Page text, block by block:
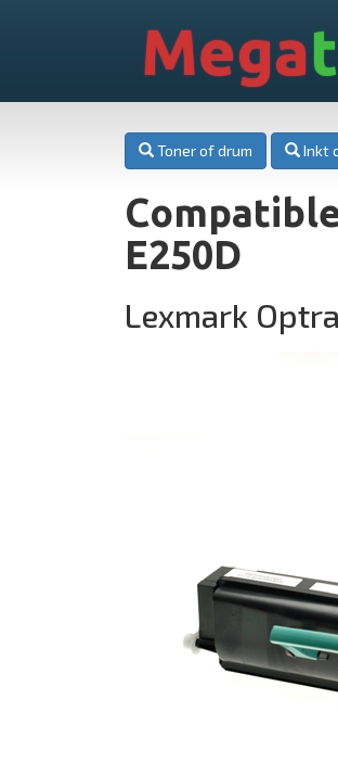
Mega
Toner of drum Inkt
E250D
Lexmark